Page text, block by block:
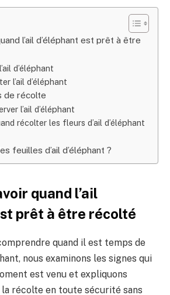
l’ail d’éléphant est prêt à être
d’éléphant
l’ail d’éléphant
de récolte
l’ail d’éléphant
récolter les fleurs d’ail d’éléphant
feuilles d’ail d’éléphant ?
quand l’ail
prêt à être récolté
quand il est temps de
nous examinons les signes qui
est venu et expliquons
récolte en toute sécurité sans